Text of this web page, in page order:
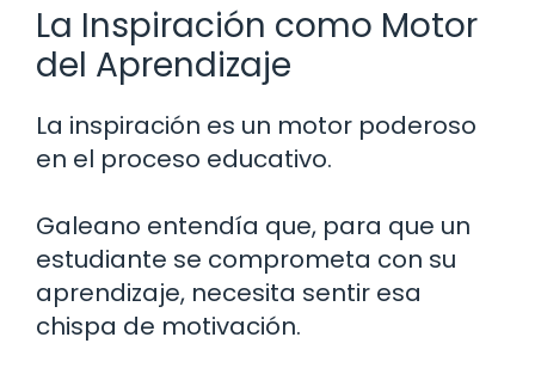
La Inspiración como Motor
del Aprendizaje
La inspiración es un motor poderoso
en el proceso educativo.
Galeano entendía que, para que un
estudiante se comprometa con su
aprendizaje, necesita sentir esa
chispa de motivación.